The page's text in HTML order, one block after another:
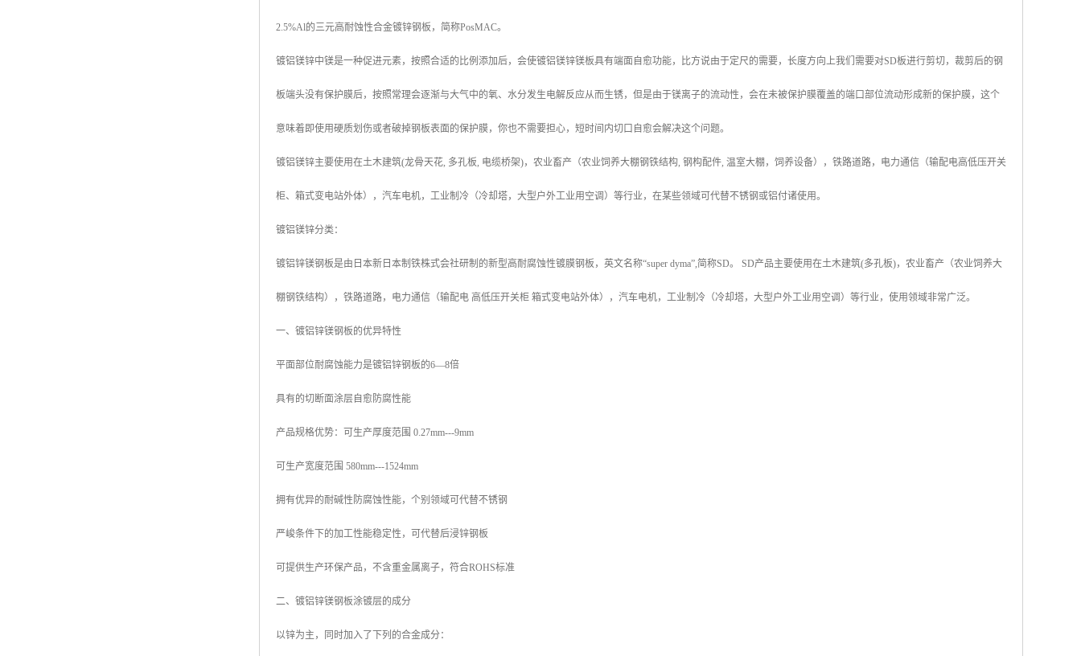
2.5%Al的三元高耐蚀性合金镀锌钢板，简称PosMAC。
镀铝镁锌中镁是一种促进元素，按照合适的比例添加后，会使镀铝镁锌镁板具有端面自愈功能，比方说由于定尺的需要，长度方向上我们需要对SD板进行剪切，裁剪后的钢
板端头没有保护膜后，按照常理会逐渐与大气中的氧、水分发生电解反应从而生锈，但是由于镁离子的流动性，会在未被保护膜覆盖的端口部位流动形成新的保护膜，这个
意味着即使用硬质划伤或者破掉钢板表面的保护膜，你也不需要担心，短时间内切口自愈会解决这个问题。
镀铝镁锌主要使用在土木建筑(龙骨天花, 多孔板, 电缆桥架)，农业畜产（农业饲养大棚钢铁结构, 钢构配件, 温室大棚，饲养设备），铁路道路，电力通信（输配电高低压开关
柜、箱式变电站外体），汽车电机，工业制冷（冷却塔，大型户外工业用空调）等行业，在某些领域可代替不锈钢或铝付诸使用。
镀铝镁锌分类：
镀铝锌镁钢板是由日本新日本制铁株式会社研制的新型高耐腐蚀性镀膜钢板，英文名称“super dyma”,简称SD。 SD产品主要使用在土木建筑(多孔板)，农业畜产（农业饲养大
棚钢铁结构），铁路道路，电力通信（输配电 高低压开关柜 箱式变电站外体），汽车电机，工业制冷（冷却塔，大型户外工业用空调）等行业，使用领域非常广泛。
一、镀铝锌镁钢板的优异特性
平面部位耐腐蚀能力是镀铝锌钢板的6—8倍
具有的切断面涂层自愈防腐性能
产品规格优势：可生产厚度范围 0.27mm---9mm
可生产宽度范围 580mm---1524mm
拥有优异的耐碱性防腐蚀性能，个别领域可代替不锈钢
严峻条件下的加工性能稳定性，可代替后浸锌钢板
可提供生产环保产品，不含重金属离子，符合ROHS标准
二、镀铝锌镁钢板涂镀层的成分
以锌为主，同时加入了下列的合金成分：